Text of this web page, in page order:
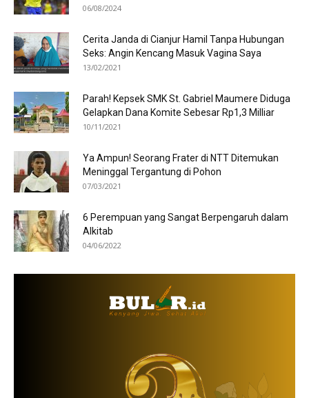
06/08/2024
Cerita Janda di Cianjur Hamil Tanpa Hubungan
Seks: Angin Kencang Masuk Vagina Saya
13/02/2021
Parah! Kepsek SMK St. Gabriel Maumere Diduga
Gelapkan Dana Komite Sebesar Rp1,3 Milliar
10/11/2021
Ya Ampun! Seorang Frater di NTT Ditemukan
Meninggal Tergantung di Pohon
07/03/2021
6 Perempuan yang Sangat Berpengaruh dalam
Alkitab
04/06/2022